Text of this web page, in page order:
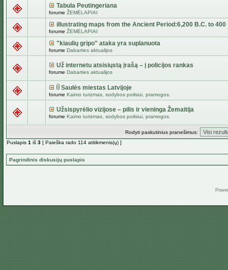
Tabula Peutingeriana
forume ŽEMĖLAPIAI
illustrating maps from the Ancient Period:6,200 B.C. to 400
forume ŽEMĖLAPIAI
"kiaulių gripo" ataka yra suplanuota
forume Dabarties aktualijos
Už internetu atsisiųstą įrašą – į policijos rankas
forume Dabarties aktualijos
Saulės miestas Latvijoje
forume Kaimo turizmas, sodybos poilsiui, pramogos.
Užsispyrėlio vizijose – pilis ir vieninga Žemaitija
forume Kaimo turizmas, sodybos poilsiui, pramogos.
Rodyti paskutinius pranešimus:
Puslapis 1 iš 3 [ Paieška rado 114 atitikmenis(ų) ]
Pagrindinis diskusijų puslapis